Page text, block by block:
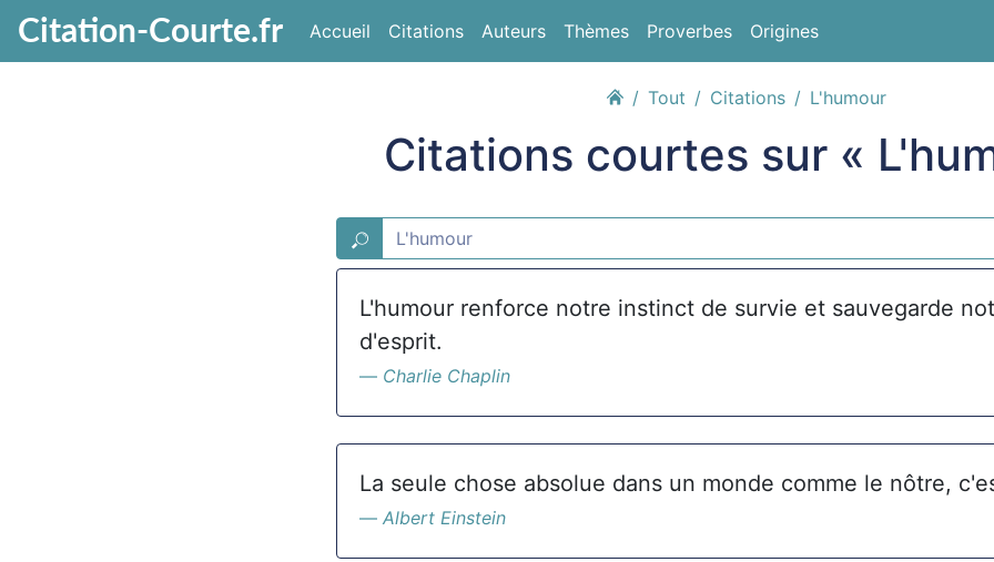
Citation-Courte.fr Accueil Citations Auteurs Thèmes Proverbes Origines
Tout Citations L'humour
Citations courtes sur «
L'humour renforce notre instinct de survie et sauvegarde
d'esprit.
Charlie Chaplin
La seule chose absolue dans un monde comme le nôtre,
Albert Einstein